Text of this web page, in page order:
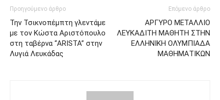
Προηγούμενο άρθρο
Την Τσικνοπέμπτη γλεντάμε
με τον Κώστα Αριστόπουλο
στη ταβέρνα “ARISTA” στην
Λυγιά Λευκάδας
Επόμενο άρθρο
ΑΡΓΥΡΟ ΜΕΤΑΛΛΙΟ
ΛΕΥΚΑΔΙΤΗ ΜΑΘΗΤΗ ΣΤΗΝ
ΕΛΛΗΝΙΚΗ ΟΛΥΜΠΙΑΔΑ
ΜΑΘΗΜΑΤΙΚΩΝ